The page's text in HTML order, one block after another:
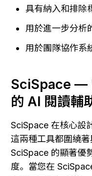
具有納入和排除
用於進一步分析
用於團隊協作系
SciSpace —
的 AI 閱讀輔
SciSpace 在核心設
這兩種工具都圍繞著
SciSpace 的顯著優
度。當您在